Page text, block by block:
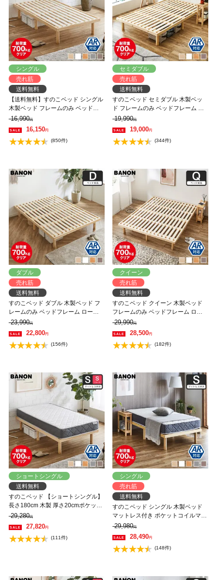
シングル
売れ筋
送料無料
【送料無料】すのこベッド シングル
木製ベッド フレームのみ ベッドフ
レーム ローベッド 高さ調整 組立簡
単 ヘッドレス 一人暮らし 北欧 低ホ
ルムアルデヒド バノン【AR】
16,990円
16,150円
(850件)
セミダブル
売れ筋
送料無料
すのこベッド セミダブル 木製ベッ
ド フレームのみ ベッドフレーム ロ
ーベッド 高さ調整 組立簡単 ヘッド
レス 一人暮らし 北欧 低ホルムアル
デヒド バノン【AR】 【大型家具配
送】
19,990円
19,000円
(344件)
ダブル
売れ筋
送料無料
すのこベッド ダブル 木製ベッド フ
レームのみ ベッドフレーム ローベ
ッド 高さ調整 組立簡単 ヘッドレス
一人暮らし 北欧 低ホルムアルデヒ
ド バノン【AR】 【大型家具配送】
23,990円
22,800円
(156件)
クイーン
売れ筋
送料無料
すのこベッド クイーン 木製ベッド
フレームのみ ベッドフレーム ロー
ベッド 高さ調整 組立簡単 ヘッドレ
ス 一人暮らし 北欧 低ホルムアルデ
ヒド バノン【AR】 【大型家具配
送】
29,990円
28,500円
(182件)
ショートシングル
送料無料
すのこベッド 【ショートシングル】
長さ180cm 木製 厚さ20cmポケット
コイルマットレスセット 耐荷重
350kg 組立簡単 高さ4段階 低ホルム
アルデヒド バノン【AR】
29,280円
27,820円
(111件)
シングル
売れ筋
送料無料
すのこベッド シングル 木製ベッド
マットレス付き ポケットコイルマッ
トレス ふつう 組立簡単 ヘッドレス
一人暮らし 北欧 低ホルムアルデヒ
ド バノン【AR】
29,980円
28,490円
(148件)